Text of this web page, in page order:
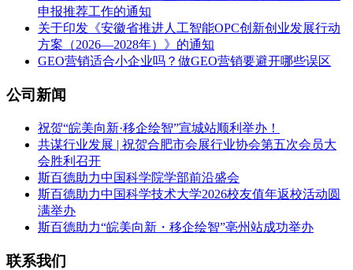
申报推荐工作的通知
关于印发《安徽省推进人工智能OPC创新创业发展行动
方案（2026—2028年）》的通知
GEO营销适合小企业吗？做GEO营销要避开哪些误区
公司新闻
祝贺“皖美向新·移企绘智”宣城站顺利举办！
共谋行业发展 | 祝贺合肥市会展行业协会第五次会员大
会胜利召开
斯百德助力中国科学院学部前沿盛会
斯百德助力中国科学技术大学2026校友值年返校活动圆
满举办
斯百德助力“皖美向新・移企绘智”亳州站成功举办
联系我们